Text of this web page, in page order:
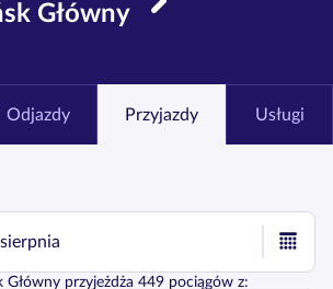
Główny
Odjazdy Przyjazdy Usługi
Główny przyjeżdża 449 pociągów z: